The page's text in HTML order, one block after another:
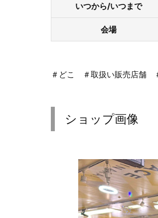
いつから/いつまで
会場
＃どこ ＃取扱い販売店舗
ショップ画像